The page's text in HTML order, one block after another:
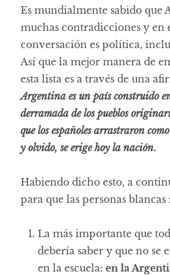
Es mundialmente sabido que
muchas contradicciones y en
conversación es política,
Así que la mejor manera de
esta lista es a través de una
Argentina es un país construido
derramada de los pueblos
que los españoles arrastraron como
y olvido, se erige hoy la nación.
Habiendo dicho esto, a
para que las personas blancas
La más importante que
debería saber y que no se
en la escuela: en la